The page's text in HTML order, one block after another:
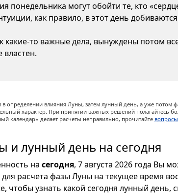
понедельника могут обойти те, кто
как правило, в этот день добиваются
какие-то важные дела, вынуждены потом
властен.
в определении влияния Луны, затем лунный день, а уже потом
характер. При принятии важных решений полагайтесь
календарь делает расчеты неправильно, прочитайте
и лунный день на сегодня
на сегодня, 7 августа 2026 года Вы
для расчета фазы Луны на текущее время
чтобы узнать какой сегодня лунный день,